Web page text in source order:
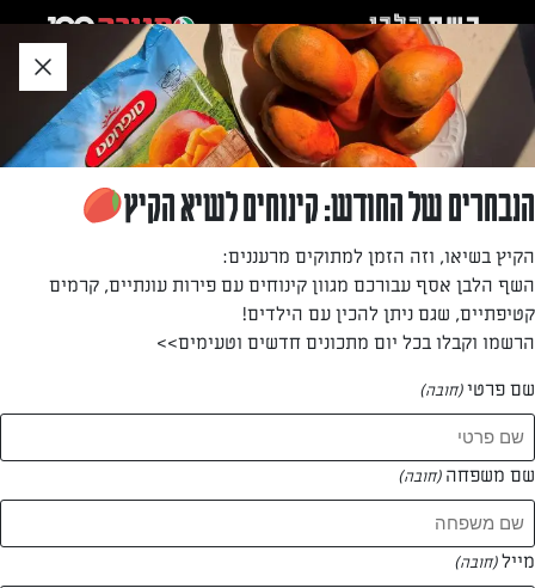
לאזור
תוכן
תחתון
חזרה לעמוד הבית
דן גבאי
—
המתכונים של
1 מתכונים
הנבחרים של החודש: קינוחים לשיא הקיץ
הקיץ בשיאו, וזה הזמן למתוקים מרעננים:
השף הלבן אסף עבורכם מגוון קינוחים עם פירות עונתיים, קרמים
קטיפתיים, שגם ניתן להכין עם הילדים!
הרשמו וקבלו בכל יום מתכונים חדשים וטעימים>>
שם פרטי(חובה)
שם משפחה (חובה)
מייל(חובה)